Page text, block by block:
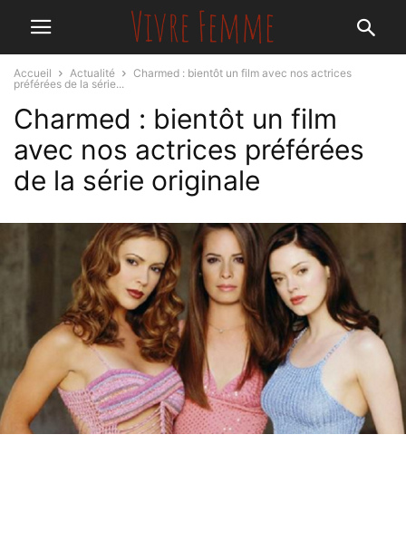
Accueil Actualité
Charmed : bientôt un film avec nos actrices
préférées de la série...
Charmed : bientôt un film
avec nos actrices préférées
de la série originale